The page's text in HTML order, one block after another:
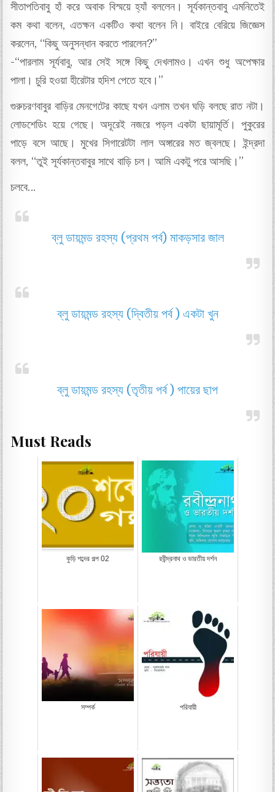
সীতাপতিবাবু হাঁ করে অবাক বিস্ময়ে হ্যাঁ বললেন। সূর্যকান্তবাবু এমনিতেই
কম কথা বলেন, এতক্ষন একটিও কথা বলেন নি। বাইরে বেরিয়ে জিজ্ঞেস
করলেন, “কিছু অনুসন্ধান করতে পারলেন?”
-“পারলাম সূর্যবাবু, আর সেই সঙ্গে কিছু দেখলামও। এখন শুধু অপেক্ষার
পালা। চুরি হওয়া হীরেটার হদিশ পেতে হবে।”
গুরুচরণবাবুর বাড়ির মেনগেটের কাছে যখন এলাম তখন ঘড়ি বলছে রাত নটা।
লোডশেডিং হয়ে গেছে। অদূরেই নজরে পড়ল একটা ছায়ামূর্তি। পুকুরের
পাড়ে বসে আছে। মুখের সিগারেটটা লাল অঙ্গারের মত জ্বলছে। ইন্দ্রদা
বলল, “তুই সূর্যকান্তবাবুর সাথে বাড়ি চল। আমি একটু পরে আসছি।”
চলবে…
ব্লু ডায়মন্ড রহস্য (প্রথম পর্ব) মাকড়সার জাল
ব্লু ডায়মন্ড রহস্য (দ্বিতীয় পর্ব ) একটা খুন
ব্লু ডায়মন্ড রহস্য (তৃতীয় পর্ব ) পায়ের ছাপ
Must Reads
কুড়ি শব্দের গল্প 02 রবীন্দ্রনাথ ও ভারতীয় দর্শন
সম্পর্ক পরিযায়ী